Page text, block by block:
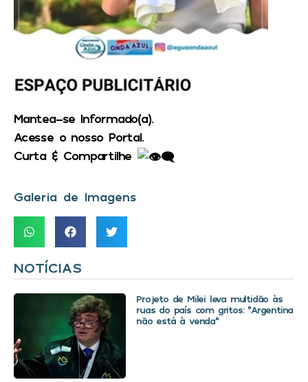
Mantea-se Informado(a).
Acesse o nosso Portal.
Curta & Compartilhe
Galeria de Imagens
NOTÍCIAS
Projeto de Milei leva multidão às
ruas do país com gritos: “Argentina
não está à venda”